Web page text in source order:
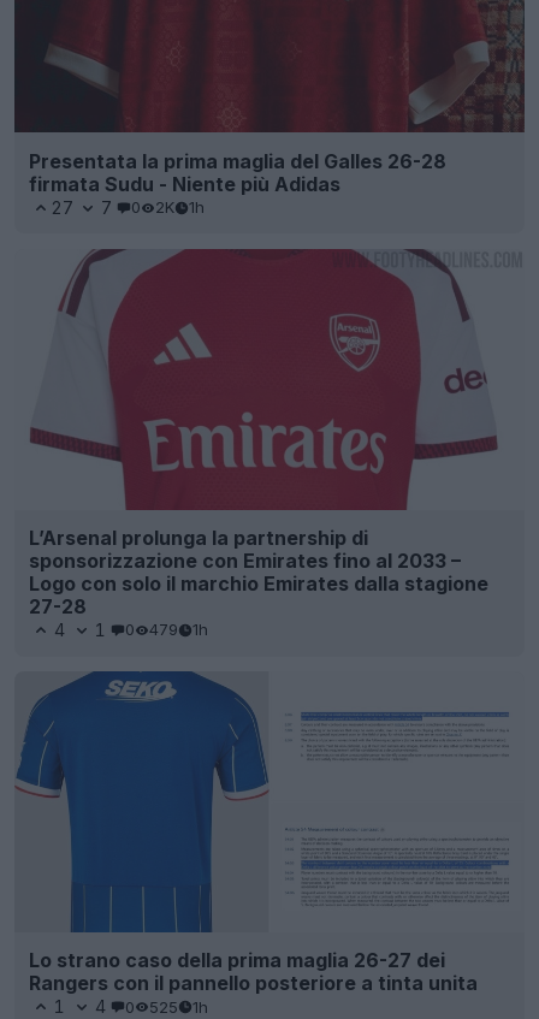
Presentata la prima maglia del Galles 26-28
firmata Sudu - Niente più Adidas
27 7 0 2K 1h
L’Arsenal prolunga la partnership di
sponsorizzazione con Emirates fino al 2033 –
Logo con solo il marchio Emirates dalla stagione
27-28
4 1 0 479 1h
Lo strano caso della prima maglia 26-27 dei
Rangers con il pannello posteriore a tinta unita
1 4 0 525 1h